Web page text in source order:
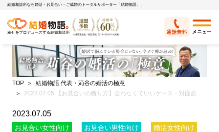
結婚相談所なら婚活・お見合い・ご成婚のトータルサポーター「結婚物語。」
幸せをプロデュースする結婚相談所
TOP
結婚物語 代表・苅谷の婚活の極意
2023.07.05 【お見合いの断り方】会わなくていいケース・対面必須のケースとは？
2023.07.05
お見合い女性向け お見合い男性向け
婚活女性向け